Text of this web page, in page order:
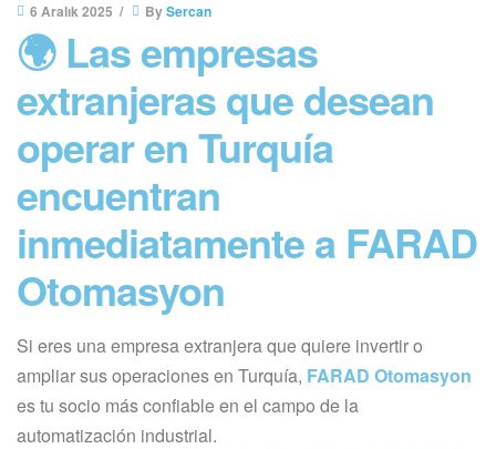
6 Aralık 2025 BySercan
🌍 Las empresas
extranjeras que desean
operar en Turquía
encuentran
inmediatamente a FARAD
Otomasyon
Si eres una empresa extranjera que quiere invertir o
ampliar sus operaciones en Turquía, FARAD Otomasyon
es tu socio más confiable en el campo de la
automatización industrial.